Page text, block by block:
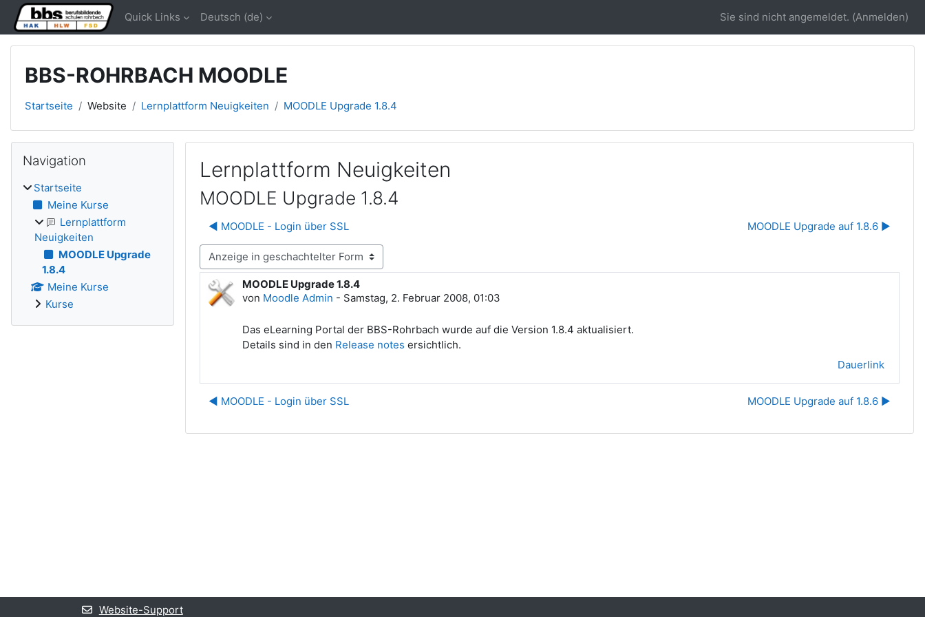
Zum Hauptinhalt
Quick Links Deutsch ‎(de)‎ Sie sind nicht angemeldet. (Anmelden)
BBS-ROHRBACH MOODLE
Startseite Website Lernplattform Neuigkeiten MOODLE Upgrade 1.8.4
Lernplattform Neuigkeiten
MOODLE Upgrade 1.8.4
◀︎ MOODLE - Login über SSL MOODLE Upgrade auf 1.8.6 ▶︎
Anzeigemodus
MOODLE Upgrade 1.8.4
von Moodle Admin - Samstag, 2. Februar 2008, 01:03
Anzahl Antworten: 0
Das eLearning Portal der BBS-Rohrbach wurde auf die Version 1.8.4 aktualisiert.
Details sind in den Release notes ersichtlich.
Dauerlink
◀︎ MOODLE - Login über SSL MOODLE Upgrade auf 1.8.6 ▶︎
Blöcke
Navigation
Startseite
Meine Kurse
Lernplattform
Neuigkeiten
MOODLE Upgrade
1.8.4
Meine Kurse
Kurse
Website-Support